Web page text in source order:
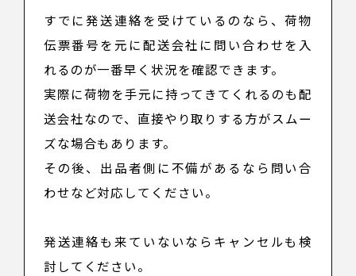
すでに発送連絡を受けているのなら、荷物
伝票番号を元に配送会社に問い合わせを入
れるのが一番早く状況を確認できます。
実際に荷物を手元に持ってきてくれるのも配
送会社なので、直接やり取りする方がスムー
ズな場合もあります。
その後、出品者側に不備があるなら問い合
わせなど対応してください。
発送連絡も来ていないならキャンセルも検
討してください。